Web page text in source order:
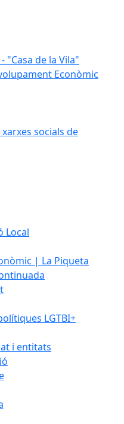
"Casa de la Vila"
Econòmic
socials de
Local
| La Piqueta
LGTBI+
i entitats